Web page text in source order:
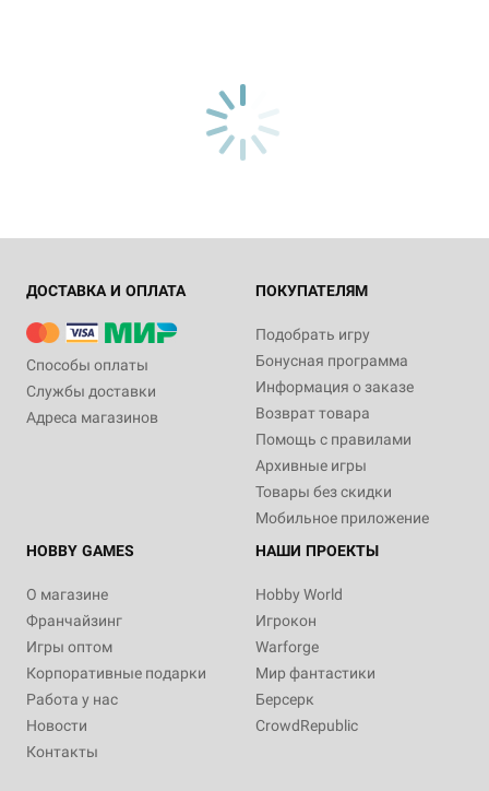
ДОСТАВКА И ОПЛАТА
Способы оплаты
Службы доставки
Адреса магазинов
ПОКУПАТЕЛЯМ
Подобрать игру
Бонусная программа
Информация о заказе
Возврат товара
Помощь с правилами
Архивные игры
Товары без скидки
Мобильное приложение
HOBBY GAMES
О магазине
Франчайзинг
Игры оптом
Корпоративные подарки
Работа у нас
Новости
Контакты
НАШИ ПРОЕКТЫ
Hobby World
Игрокон
Warforge
Мир фантастики
Берсерк
CrowdRepublic